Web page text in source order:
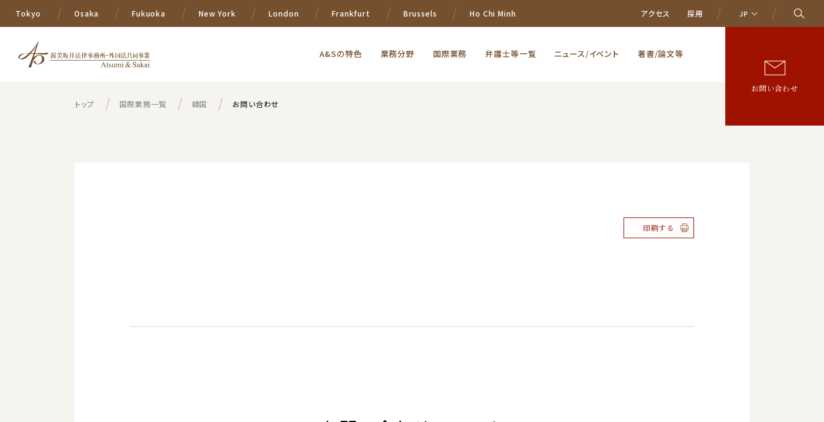
Tokyo Osaka Fukuoka New York London Frankfurt Brussels Ho Chi Minh アクセス 採用 JP
A&Sの特色 業務分野 国際業務 弁護士等一覧 ニュース/イベント 著書/論文等
お問い合わせ
トップ 国際業務一覧 韓国 お問い合わせ
印刷する